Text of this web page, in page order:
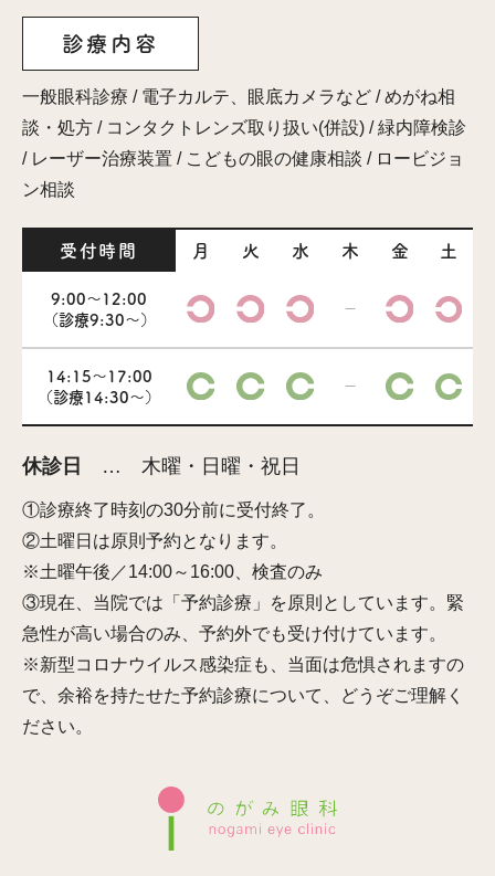
診療内容
一般眼科診療 / 電子カルテ、眼底カメラなど / めがね相
談・処方 / コンタクトレンズ取り扱い(併設) / 緑内障検診
/ レーザー治療装置 / こどもの眼の健康相談 / ロービジョ
ン相談
受付時間 月 火 水 木 金 土
9:00～12:00
（診療9:30～）
－
14:15～17:00
（診療14:30～）
－
休診日 … 木曜・日曜・祝日
①診療終了時刻の30分前に受付終了。
②土曜日は原則予約となります。
※土曜午後／14:00～16:00、検査のみ
③現在、当院では「予約診療」を原則としています。緊
急性が高い場合のみ、予約外でも受け付けています。
※新型コロナウイルス感染症も、当面は危惧されますの
で、余裕を持たせた予約診療について、どうぞご理解く
ださい。